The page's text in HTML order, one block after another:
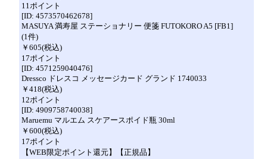
11ポイント
[ID: 4573570462678]
MASUYA 満寿屋 ステーショナリー 便箋 FUTOKORO A5 [FB1]
(1件)
￥605(税込)
17ポイント
[ID: 4571259040476]
Dressco ドレスコ メッセージカード グランド 1740033
￥418(税込)
12ポイント
[ID: 4909758740038]
Maruemu マルエム スケアースポイド瓶 30ml
￥600(税込)
17ポイント
【WEB限定ポイント還元】【正規品】